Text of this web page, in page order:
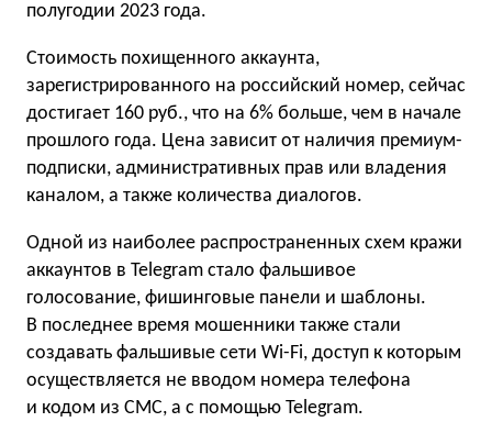
полугодии 2023 года.
Стоимость похищенного аккаунта,
зарегистрированного на российский номер, сейчас
достигает 160 руб., что на 6% больше, чем в начале
прошлого года. Цена зависит от наличия премиум-
подписки, административных прав или владения
каналом, а также количества диалогов.
Одной из наиболее распространенных схем кражи
аккаунтов в Telegram стало фальшивое
голосование, фишинговые панели и шаблоны.
В последнее время мошенники также стали
создавать фальшивые сети Wi-Fi, доступ к которым
осуществляется не вводом номера телефона
и кодом из СМС, а с помощью Telegram.